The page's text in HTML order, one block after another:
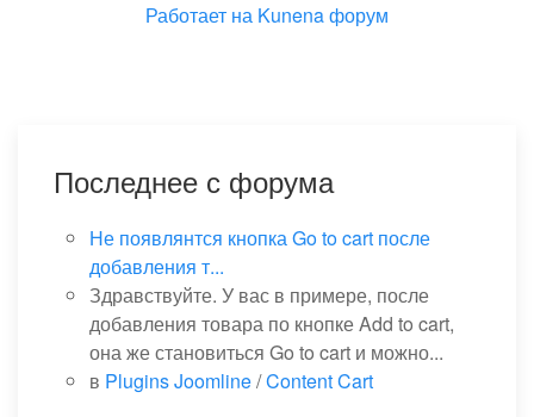
Работает на Kunena форум
Последнее с форума
Не появлянтся кнопка Go to cart после
добавления т...
Здравствуйте. У вас в примере, после
добавления товара по кнопке Add to cart,
она же становиться Go to cart и можно...
в Plugins Joomline/Content Cart